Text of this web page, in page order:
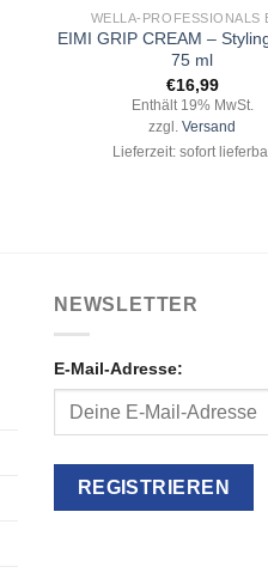
WELLA-PROFESSIONALS
EIMI GRIP CREAM –
75 ml
€16,99
Enthält 19% MwSt.
zzgl.Versand
Lieferzeit: sofort
NEWSLETTER
E-Mail-Adresse: